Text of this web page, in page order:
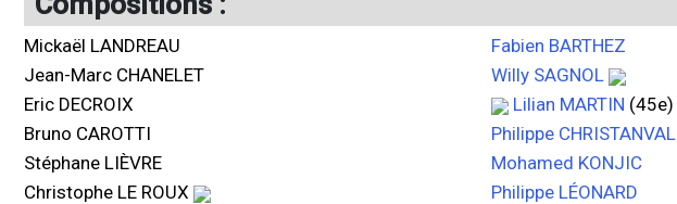
Mickaël LANDREAU
Jean-Marc CHANELET
Eric DECROIX
Bruno CAROTTI
Stéphane LIÈVRE
Christophe LE ROUX
Fabien BARTHEZ
Willy SAGNOL
Lilian MARTIN (45e)
Philippe CHRISTANVAL
Mohamed KONJIC
Philippe LÉONARD